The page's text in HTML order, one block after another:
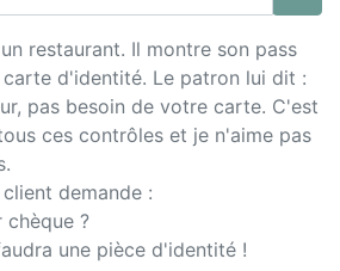
restaurant. Il montre son pass
d'identité. Le patron lui dit :
pas besoin de votre carte. C'est
ces contrôles et je n'aime pas
demande :
chèque ?
une pièce d'identité !